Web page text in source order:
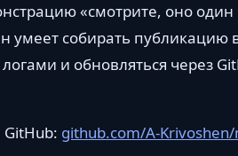
«смотрите, оно
умеет собирать
и обновляться через
github.com/A-